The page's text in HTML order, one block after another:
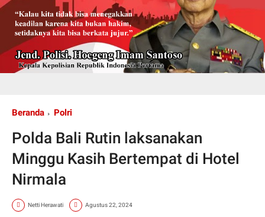
Beranda Polri
Polda Bali Rutin laksanakan
Minggu Kasih Bertempat di Hotel
Nirmala
Netti Herawati Agustus 22, 2024